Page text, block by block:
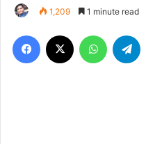
1,209 1 minute read
Facebook WhatsApp